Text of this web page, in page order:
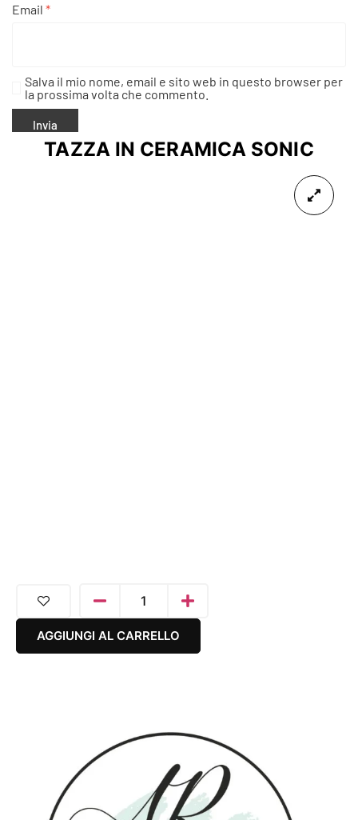
Email *
Salva il mio nome, email e sito web in questo browser per
la prossima volta che commento.
TAZZA IN CERAMICA SONIC
AGGIUNGI AL CARRELLO